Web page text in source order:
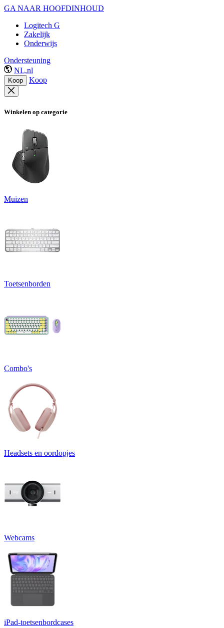
GA NAAR HOOFDINHOUD
Logitech G
Zakelijk
Onderwijs
Ondersteuning
NL,nl
Koop Koop
Winkelen op categorie
Muizen
Toetsenborden
Combo's
Headsets en oordopjes
Webcams
iPad-toetsenbordcases